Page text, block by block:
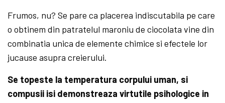
Frumos, nu? Se pare ca placerea indiscutabila pe care
o obtinem din patratelul maroniu de ciocolata vine din
combinatia unica de elemente chimice si efectele lor
jucause asupra creierului.
Se topeste la temperatura corpului uman, si
compusii isi demonstreaza virtutile psihologice in